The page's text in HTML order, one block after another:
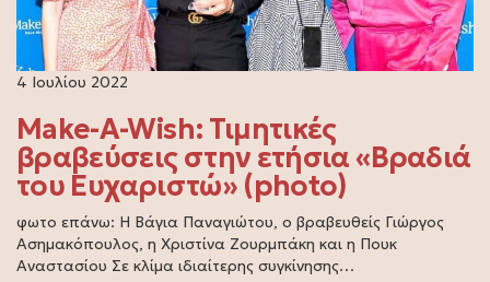
4 Ιουλίου 2022
Make-A-Wish: Τιμητικές
βραβεύσεις στην ετήσια «Βραδιά
του Ευχαριστώ» (photo)
φωτο επάνω: Η Βάγια Παναγιώτου, ο βραβευθείς Γιώργος
Ασημακόπουλος, η Χριστίνα Ζουρμπάκη και η Πουκ
Αναστασίου Σε κλίμα ιδιαίτερης συγκίνησης…